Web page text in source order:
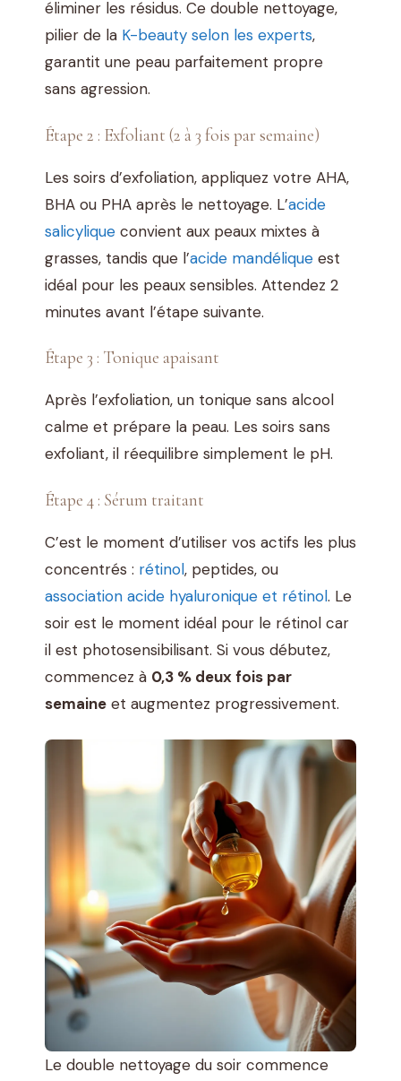
éliminer les résidus. Ce double nettoyage,
pilier de la K-beauty selon les experts,
garantit une peau parfaitement propre
sans agression.
Étape 2 : Exfoliant (2 à 3 fois par semaine)
Les soirs d’exfoliation, appliquez votre AHA,
BHA ou PHA après le nettoyage. L’acide
salicylique convient aux peaux mixtes à
grasses, tandis que l’acide mandélique est
idéal pour les peaux sensibles. Attendez 2
minutes avant l’étape suivante.
Étape 3 : Tonique apaisant
Après l’exfoliation, un tonique sans alcool
calme et prépare la peau. Les soirs sans
exfoliant, il réequilibre simplement le pH.
Étape 4 : Sérum traitant
C’est le moment d’utiliser vos actifs les plus
concentrés : rétinol, peptides, ou
association acide hyaluronique et rétinol. Le
soir est le moment idéal pour le rétinol car
il est photosensibilisant. Si vous débutez,
commencez à 0,3 % deux fois par
semaine et augmentez progressivement.
Le double nettoyage du soir commence